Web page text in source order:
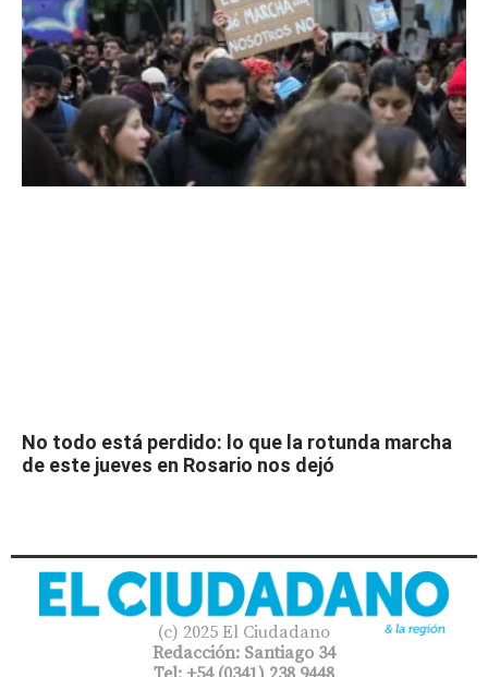
No todo está perdido: lo que la rotunda marcha
de este jueves en Rosario nos dejó
(c) 2025 El Ciudadano
Redacción: Santiago 34